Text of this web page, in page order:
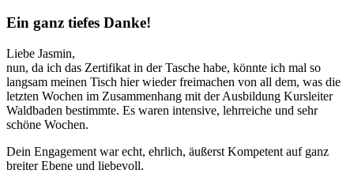
Ein ganz tiefes Danke!
Liebe Jasmin,
nun, da ich das Zertifikat in der Tasche habe, könnte ich mal so
langsam meinen Tisch hier wieder freimachen von all dem, was die
letzten Wochen im Zusammenhang mit der Ausbildung Kursleiter
Waldbaden bestimmte. Es waren intensive, lehrreiche und sehr
schöne Wochen.
Dein Engagement war echt, ehrlich, äußerst Kompetent auf ganz
breiter Ebene und liebevoll.